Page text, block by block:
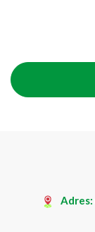
Adres: